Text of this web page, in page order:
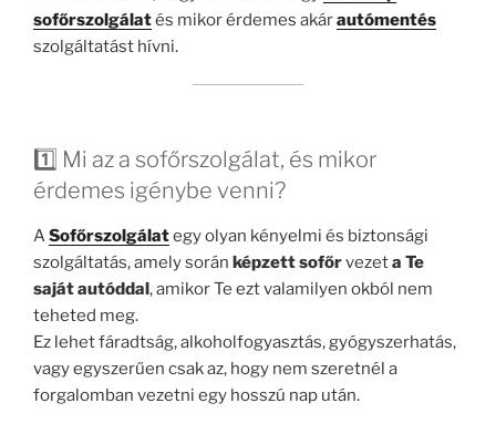
sofőrszolgálatés mikor érdemes akárautómentés
szolgáltatást hívni.
1️⃣ Mi az a sofőrszolgálat, és mikor
érdemes igénybe venni?
ASofőrszolgálategy olyan kényelmi és biztonsági
szolgáltatás, amely során képzett sofőrvezeta Te
saját autóddal, amikor Te ezt valamilyen okból nem
teheted meg.
Ez lehet fáradtság, alkoholfogyasztás, gyógyszerhatás,
vagy egyszerűen csak az, hogy nem szeretnél a
forgalomban vezetni egy hosszú nap után.